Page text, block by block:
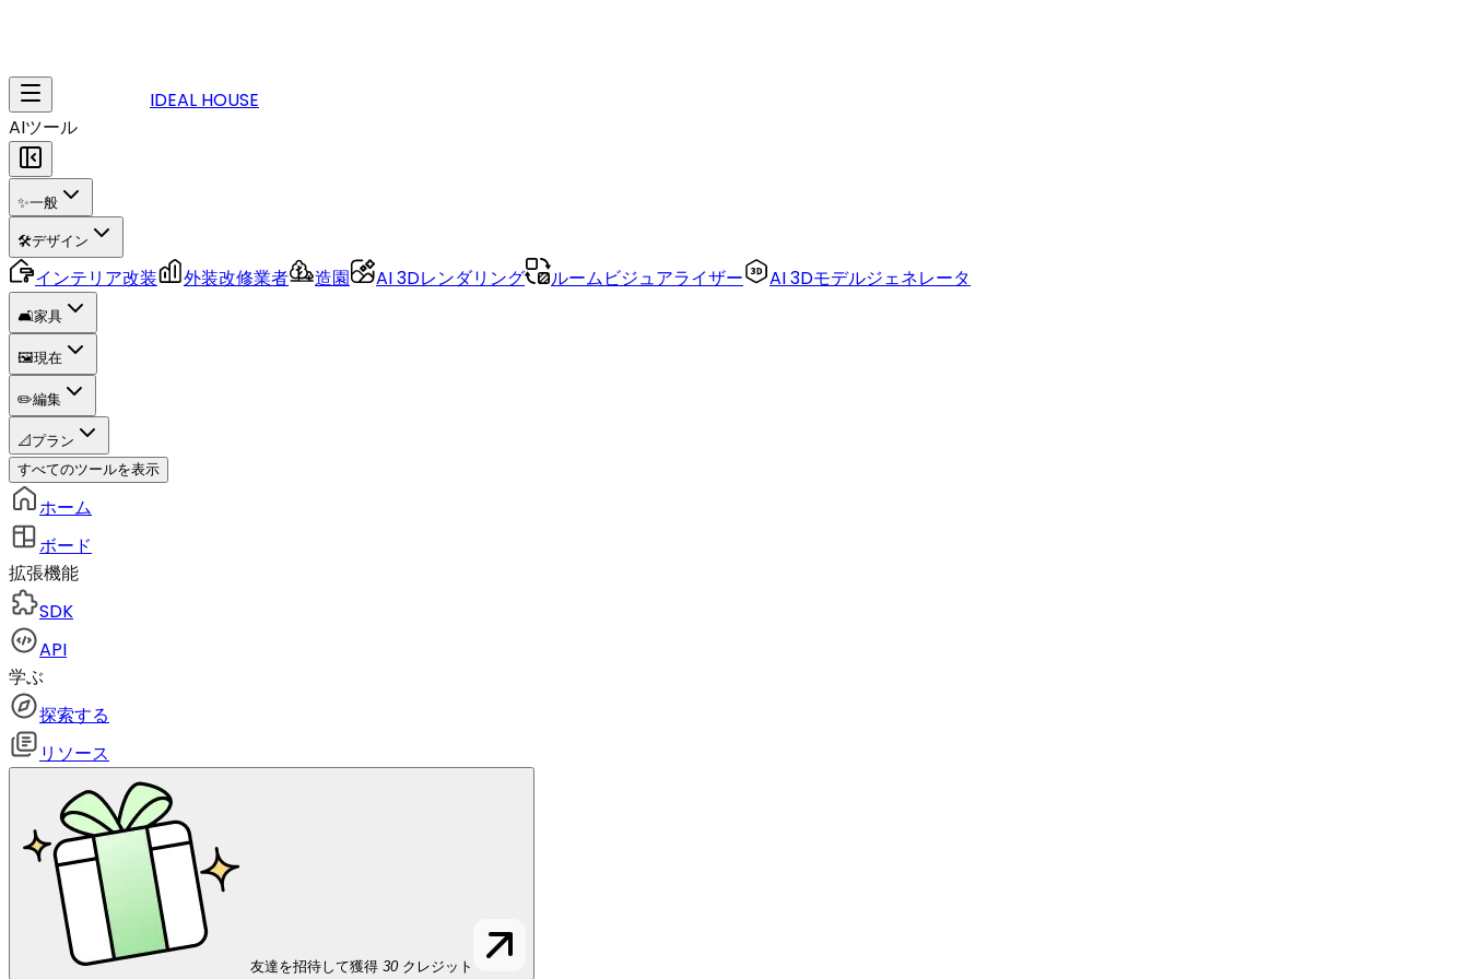
IDEAL HOUSE
AIツール
✨一般
🛠️デザイン
インテリア改装 外装改修業者 造園 AI 3Dレンダリング ルームビジュアライザー AI 3Dモデルジェネレータ
🛋️家具
🖼️現在
✏️編集
📐 プラン
すべてのツールを表示
ホーム
ボード
拡張機能
SDK
API
学ぶ
探索する
リソース
友達を招待して獲得 30 クレジット